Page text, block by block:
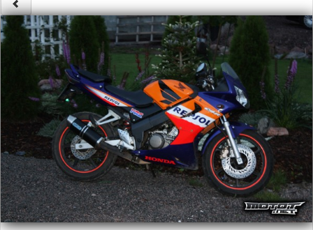
Säännöt ja ohjeet
Uudet ajoneuvot
Uudet kuvat
Uudet videot
Uudet kommentit
MYYDÄÄN
Haku
Ohjeet
Ajoneuvot
Osat
TIETOPANKKI
TAPAHTUMAT
MP15 kuvia
MP14 kuvia